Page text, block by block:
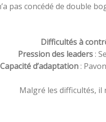
pas concédé de double
Difficultés à
Pression des leaders:
Capacité d’adaptation:
Malgré les difficultés, il